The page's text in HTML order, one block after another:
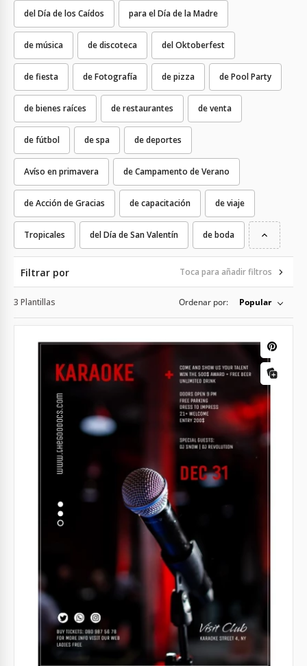
del Día de los Caídos para el Día de la Madre
de música de discoteca del Oktoberfest
de fiesta de Fotografía de pizza de Pool Party
de bienes raíces de restaurantes de venta
de fútbol de spa de deportes
Avíso en primavera de Campamento de Verano
de Acción de Gracias de capacitación de viaje
Tropicales del Día de San Valentín de boda
Filtrar por Toca para añadir filtros
3 Plantillas Ordenar por: Popular